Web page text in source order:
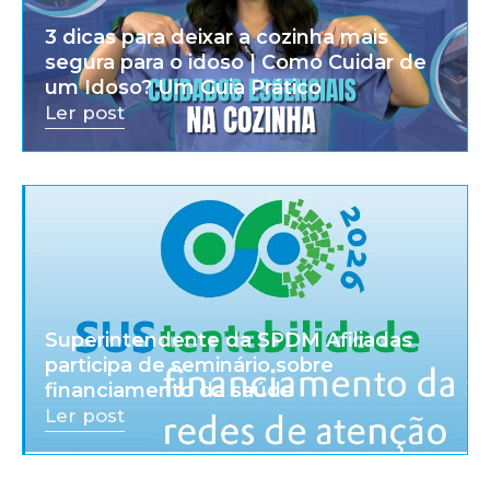
3 dicas para deixar a cozinha mais
segura para o idoso | Como Cuidar de
um Idoso? Um Guia Prático
Ler post
Superintendente da SPDM Afiliadas
participa de seminário sobre
financiamento da saúde
Ler post